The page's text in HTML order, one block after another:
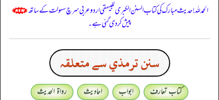
الحمدللہ! حدیث مبارک کی کتاب السنن الكبرى للبيهقي اردو عربی سرچ سہولت کے ساتھ
پیش کر دی گئی ہے۔
سنن ترمذي سے متعلقہ
کتاب تعارف ابواب احادیث
رواۃ الحدیث